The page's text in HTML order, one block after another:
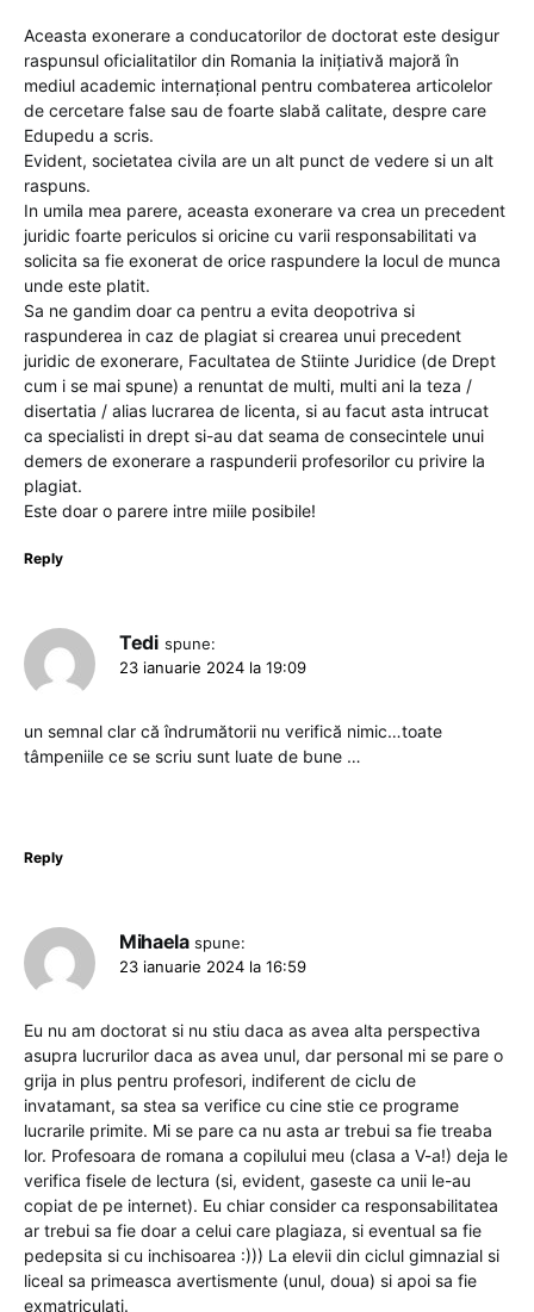
Aceasta exonerare a conducatorilor de doctorat este desigur
raspunsul oficialitatilor din Romania la inițiativă majoră în
mediul academic internațional pentru combaterea articolelor
de cercetare false sau de foarte slabă calitate, despre care
Edupedu a scris.
Evident, societatea civila are un alt punct de vedere si un alt
raspuns.
In umila mea parere, aceasta exonerare va crea un precedent
juridic foarte periculos si oricine cu varii responsabilitati va
solicita sa fie exonerat de orice raspundere la locul de munca
unde este platit.
Sa ne gandim doar ca pentru a evita deopotriva si
raspunderea in caz de plagiat si crearea unui precedent
juridic de exonerare, Facultatea de Stiinte Juridice (de Drept
cum i se mai spune) a renuntat de multi, multi ani la teza /
disertatia / alias lucrarea de licenta, si au facut asta intrucat
ca specialisti in drept si-au dat seama de consecintele unui
demers de exonerare a raspunderii profesorilor cu privire la
plagiat.
Este doar o parere intre miile posibile!
Reply
Tedi spune:
23 ianuarie 2024 la 19:09
un semnal clar că îndrumătorii nu verifică nimic…toate
tâmpeniile ce se scriu sunt luate de bune …
Reply
Mihaela spune:
23 ianuarie 2024 la 16:59
Eu nu am doctorat si nu stiu daca as avea alta perspectiva
asupra lucrurilor daca as avea unul, dar personal mi se pare o
grija in plus pentru profesori, indiferent de ciclu de
invatamant, sa stea sa verifice cu cine stie ce programe
lucrarile primite. Mi se pare ca nu asta ar trebui sa fie treaba
lor. Profesoara de romana a copilului meu (clasa a V-a!) deja le
verifica fisele de lectura (si, evident, gaseste ca unii le-au
copiat de pe internet). Eu chiar consider ca responsabilitatea
ar trebui sa fie doar a celui care plagiaza, si eventual sa fie
pedepsita si cu inchisoarea :))) La elevii din ciclul gimnazial si
liceal sa primeasca avertismente (unul, doua) si apoi sa fie
exmatriculati.